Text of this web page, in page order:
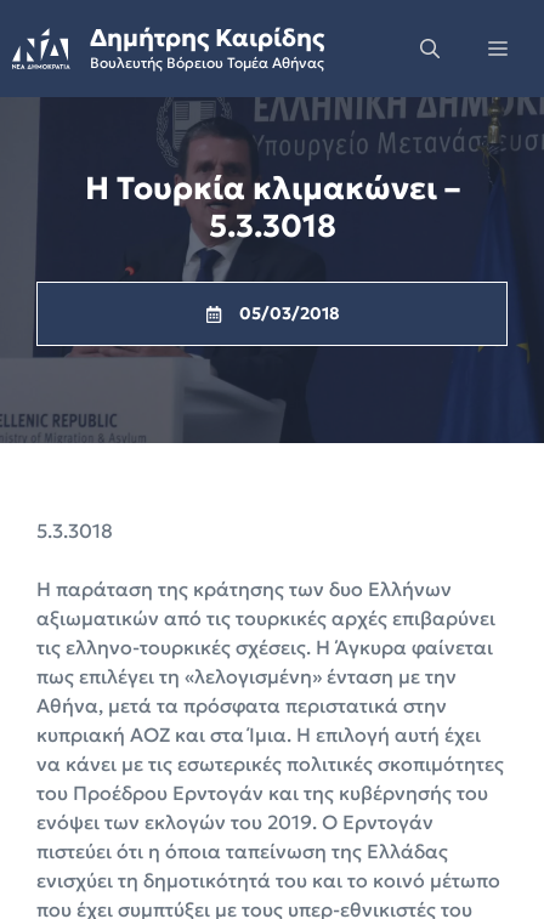
to
content
Δημήτρης Καιρίδης
Βουλευτής Βόρειου Τομέα Αθήνας
Η Τουρκία κλιμακώνει –
5.3.3018
05/03/2018
5.3.3018
Η παράταση της κράτησης των δυο Ελλήνων
αξιωματικών από τις τουρκικές αρχές επιβαρύνει
τις ελληνο-τουρκικές σχέσεις. Η Άγκυρα φαίνεται
πως επιλέγει τη «λελογισμένη» ένταση με την
Αθήνα, μετά τα πρόσφατα περιστατικά στην
κυπριακή ΑΟΖ και στα Ίμια. Η επιλογή αυτή έχει
να κάνει με τις εσωτερικές πολιτικές σκοπιμότητες
του Προέδρου Ερντογάν και της κυβέρνησής του
ενόψει των εκλογών του 2019. Ο Ερντογάν
πιστεύει ότι η όποια ταπείνωση της Ελλάδας
ενισχύει τη δημοτικότητά του και το κοινό μέτωπο
που έχει συμπτύξει με τους υπερ-εθνικιστές του